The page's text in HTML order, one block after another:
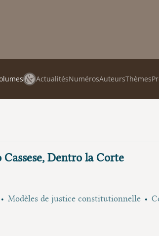
ActualitésNumérosAuteursThèmes
Cassese, Dentro la Corte
Modèles de justice constitutionnelle